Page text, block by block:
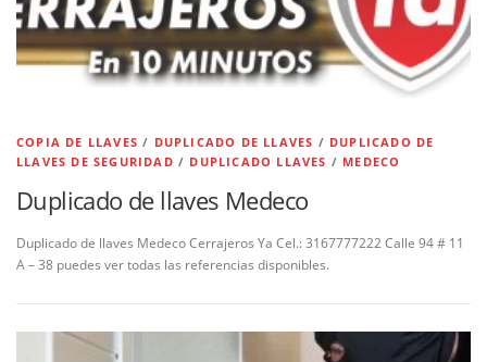
COPIA DE LLAVES / DUPLICADO DE LLAVES / DUPLICADO DE
LLAVES DE SEGURIDAD / DUPLICADO LLAVES / MEDECO
Duplicado de llaves Medeco
Duplicado de llaves Medeco Cerrajeros Ya Cel.: 3167777222 Calle 94 # 11
A – 38 puedes ver todas las referencias disponibles.